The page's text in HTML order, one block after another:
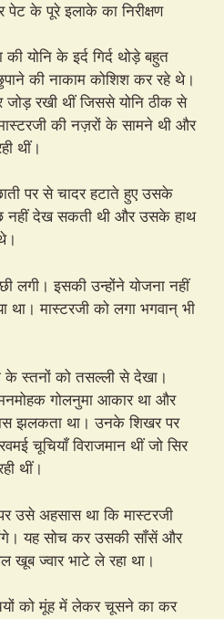
के पूरे इलाके का निरीक्षण
योनि के इर्द गिर्द थोड़े बहुत
की नाकाम कोशिश कर रहे थे।
रखी थीं जिससे योनि ठीक से
की नज़रों के सामने थी और
थीं।
पर से चादर हटाते हुए उसके
नहीं देख सकती थी और उसके हाथ
लगी। इसकी उन्होंने योजना नहीं
था। मास्टरजी को लगा भगवान् भी
के स्तनों को तसल्ली से देखा।
गोलनुमा आकार था और
झलकता था। उनके शिखर पर
चूचियाँ विराजमान थीं जो सिर
थीं।
उसे अहसास था कि मास्टरजी
यह सोच कर उसकी साँसें और
खूब ज्वार भाटे ले रहा था।
को मूंह में लेकर चूसने का कर